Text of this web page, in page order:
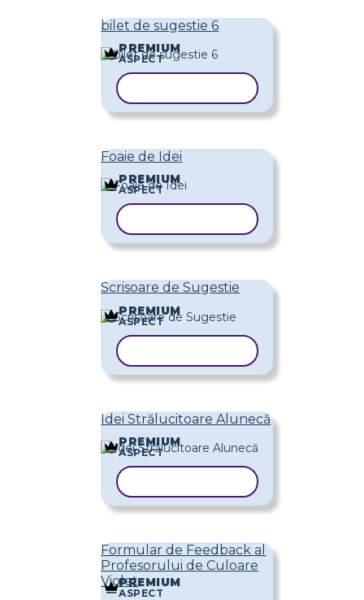
bilet de sugestie 6
PREMIUM
ASPECT
Foaie de Idei
PREMIUM
ASPECT
Scrisoare de Sugestie
PREMIUM
ASPECT
Idei Strălucitoare Alunecă
PREMIUM
ASPECT
Formular de Feedback al
Profesorului de Culoare
VioletPREMIUM
ASPECT